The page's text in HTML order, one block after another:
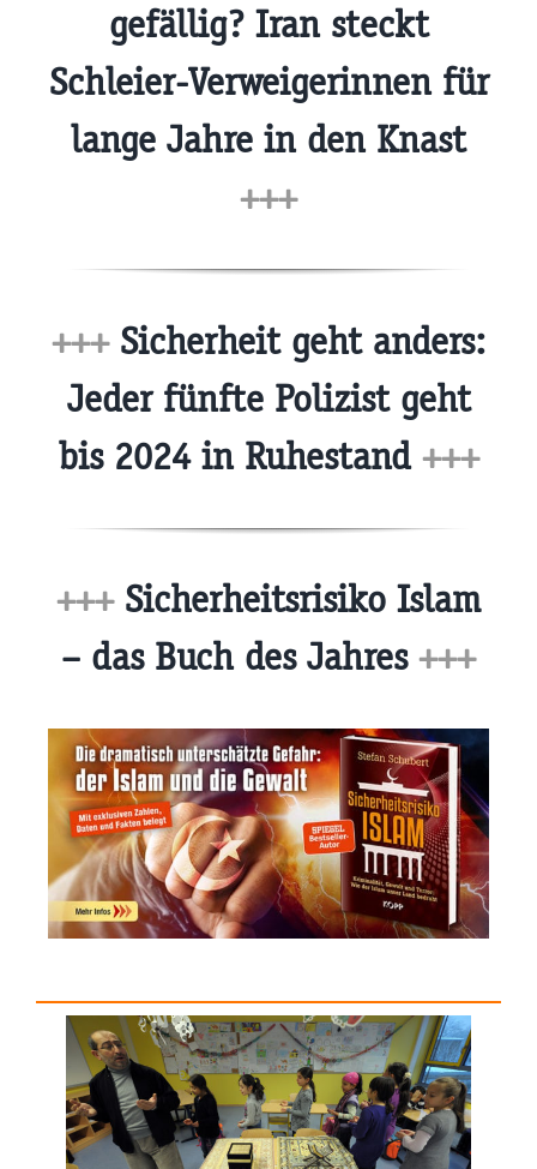
gefällig? Iran steckt
Schleier-Verweigerinnen für
lange Jahre in den Knast
+++
+++Sicherheit geht anders:
Jeder fünfte Polizist geht
bis 2024 in Ruhestand +++
+++Sicherheitsrisiko Islam
– das Buch des Jahres +++